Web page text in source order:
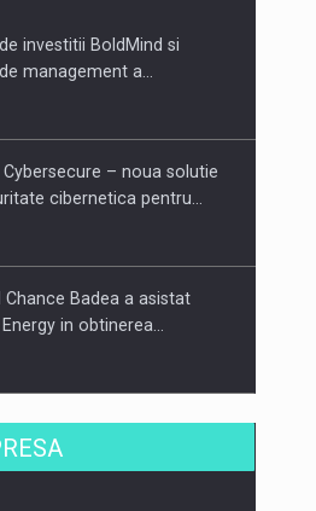
ROMANIAN CORPORATE
investitii BoldMind si
management a…
Cybersecure – noua solutie
cibernetica pentru…
Badea a asistat
in obtinerea…
DIN MEDIUL
ACADEMIC SI